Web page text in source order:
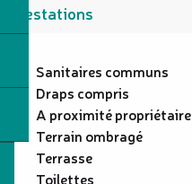
Prestations
Sanitaires communs
Draps compris
A proximité propriétaire
Terrain ombragé
Terrasse
Toilettes